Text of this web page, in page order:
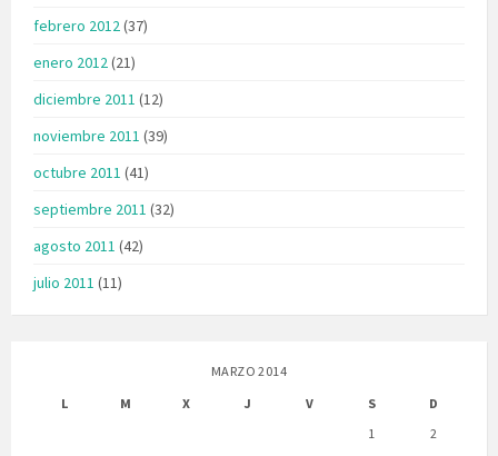
febrero 2012(37)
enero 2012(21)
diciembre 2011 (12)
noviembre 2011 (39)
octubre 2011 (41)
septiembre 2011 (32)
agosto 2011 (42)
julio 2011 (11)
MARZO 2014
L
M X J V S
D
1
2